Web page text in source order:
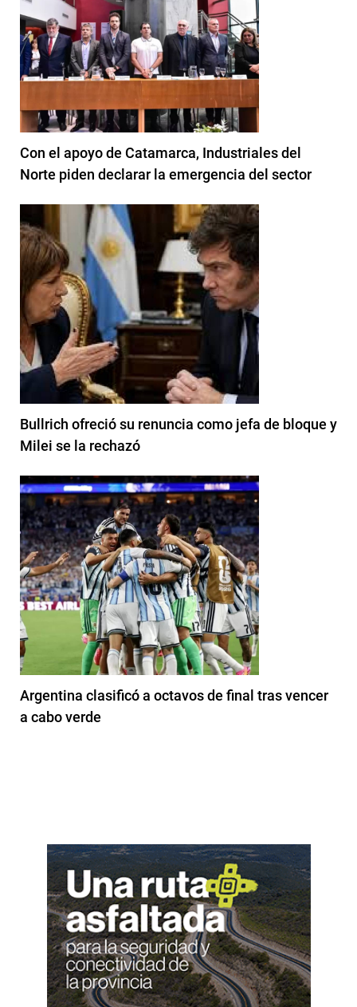
Con el apoyo de Catamarca, Industriales del
Norte piden declarar la emergencia del sector
Bullrich ofreció su renuncia como jefa de bloque y
Milei se la rechazó
Argentina clasificó a octavos de final tras vencer
a cabo verde